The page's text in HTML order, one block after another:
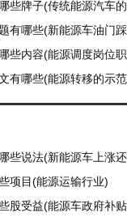
些牌子(传统能源汽车
有哪些(新能源车油门踩
些内容(能源调度岗位
有哪些(能源转移的示
些说法(新能源车上涨
项目(能源运输行业)
股受益(能源车政府补